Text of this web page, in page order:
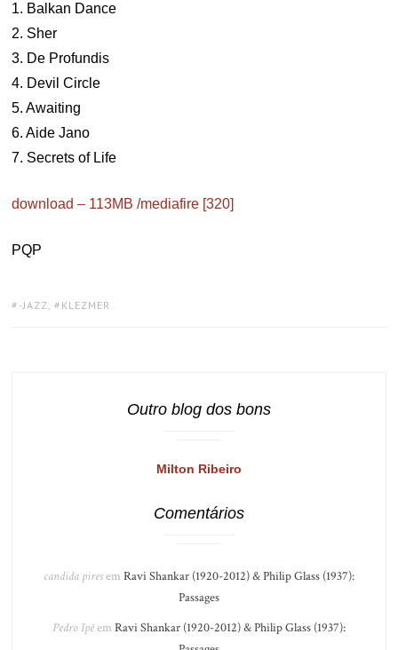
1. Balkan Dance
2. Sher
3. De Profundis
4. Devil Circle
5. Awaiting
6. Aide Jano
7. Secrets of Life
download – 113MB /mediafire [320]
PQP
TAGS:
-JAZZ, KLEZMER
Outro blog dos bons
Milton Ribeiro
Comentários
candida piresem Ravi Shankar (1920-2012) & Philip Glass (1937):
Passages
Pedro Ipêem Ravi Shankar (1920-2012) & Philip Glass (1937):